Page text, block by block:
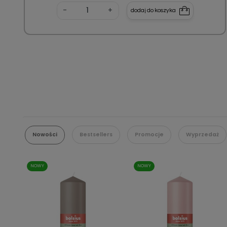
- + dodaj do koszyka
Nowości Bestsellers Promocje Wyprzedaż
NOWY NOWY